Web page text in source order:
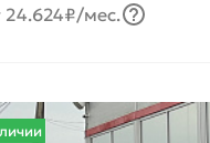
24.624₽/мес.